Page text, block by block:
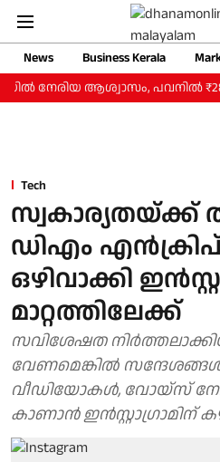
News Business Kerala
നേരിയ ആശ്വാസം, പവനില്‍
Tech
സ്വകാര്യതയ്ക്ക്
ഡിഎം
ഒഴിവാക്കി
മാറ്റത്തിലേക്ക്
സവിശേഷത
വേണമെങ്കില്‍
വീഡിയോകൾ, വോയ്‌സ്
കാണാന്‍ ഇൻസ്റ്റാഗ്രാമിന്